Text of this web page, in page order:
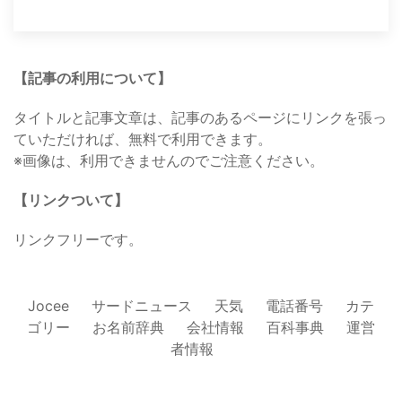
【記事の利用について】
タイトルと記事文章は、記事のあるページにリンクを張っ
ていただければ、無料で利用できます。
※画像は、利用できませんのでご注意ください。
【リンクついて】
リンクフリーです。
Jocee サードニュース 天気 電話番号
カテ
ゴリー
お名前辞典 会社情報 百科事典
運営
者情報